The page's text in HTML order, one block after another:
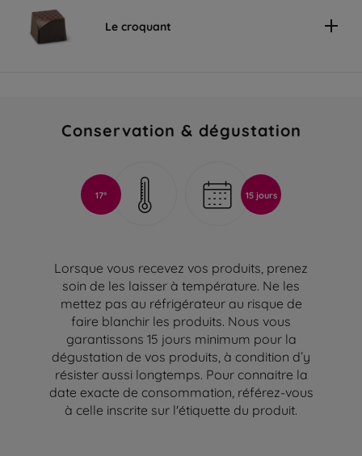
Le croquant
Conservation & dégustation
17° 15 jours
Lorsque vous recevez vos produits, prenez
soin de les laisser à température. Ne les
mettez pas au réfrigérateur au risque de
faire blanchir les produits. Nous vous
garantissons 15 jours minimum pour la
dégustation de vos produits, à condition d’y
résister aussi longtemps. Pour connaitre la
date exacte de consommation, référez-vous
à celle inscrite sur l'étiquette du produit.